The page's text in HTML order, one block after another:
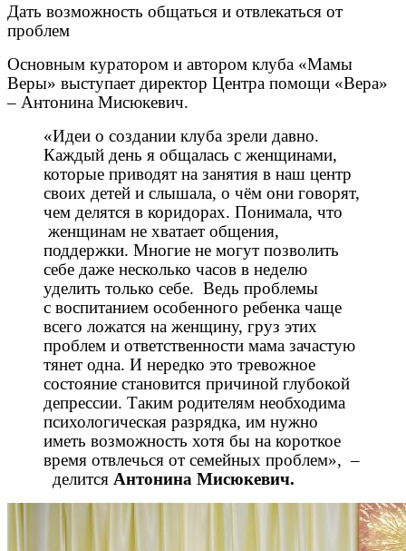
Дать возможность общаться и отвлекаться от
проблем
Основным куратором и автором клуба «Мамы
Веры» выступает директор Центра помощи «Вера»
– Антонина Мисюкевич.
«Идеи о создании клуба зрели давно.
Каждый день я общалась с женщинами,
которые приводят на занятия в наш центр
своих детей и слышала, о чём они говорят,
чем делятся в коридорах. Понимала, что
женщинам не хватает общения,
поддержки. Многие не могут позволить
себе даже несколько часов в неделю
уделить только себе. Ведь проблемы
с воспитанием особенного ребенка чаще
всего ложатся на женщину, груз этих
проблем и ответственности мама зачастую
тянет одна. И нередко это тревожное
состояние становится причиной глубокой
депрессии. Таким родителям необходима
психологическая разрядка, им нужно
иметь возможность хотя бы на короткое
время отвлечься от семейных проблем», –
делится Антонина Мисюкевич.